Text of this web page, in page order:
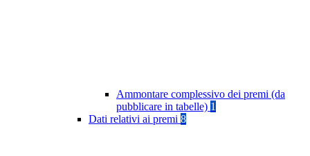
Ammontare complessivo dei premi (da
pubblicare in tabelle) 1
Dati relativi ai premi 8